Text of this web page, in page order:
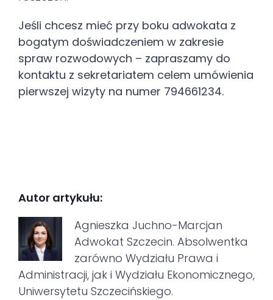
Jeśli chcesz mieć przy boku adwokata z
bogatym doświadczeniem w zakresie
spraw rozwodowych – zapraszamy do
kontaktu z sekretariatem celem umówienia
pierwszej wizyty na numer 794661234.
Autor artykułu:
Agnieszka Juchno-Marcjan
Adwokat Szczecin. Absolwentka
zarówno Wydziału Prawa i
Administracji, jak i Wydziału Ekonomicznego,
Uniwersytetu Szczecińskiego.